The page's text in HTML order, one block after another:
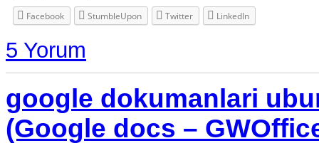
Facebook StumbleUpon Twitter LinkedIn
5 Yorum
google dokumanlari
(Google docs –